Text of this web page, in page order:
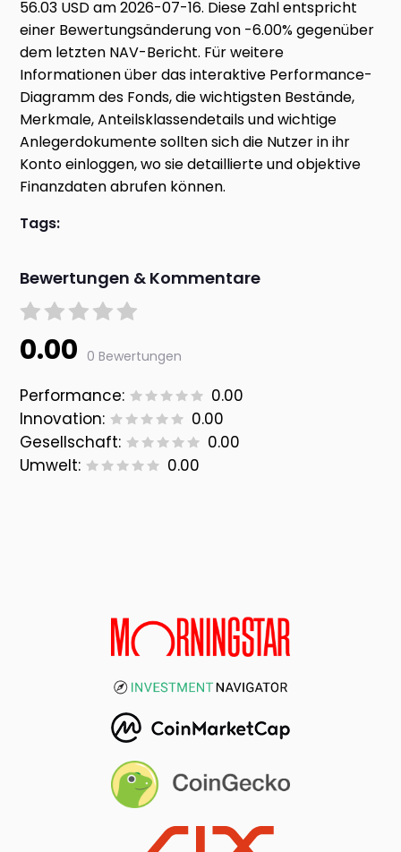
56.03 USD am 2026-07-16. Diese Zahl entspricht
einer Bewertungsänderung von -6.00% gegenüber
dem letzten NAV-Bericht. Für weitere
Informationen über das interaktive Performance-
Diagramm des Fonds, die wichtigsten Bestände,
Merkmale, Anteilsklassendetails und wichtige
Anlegerdokumente sollten sich die Nutzer in ihr
Konto einloggen, wo sie detaillierte und objektive
Finanzdaten abrufen können.
Tags:
Bewertungen & Kommentare
0.00 0 Bewertungen
Performance:
0.00
Innovation:
0.00
Gesellschaft:
0.00
Umwelt:
0.00